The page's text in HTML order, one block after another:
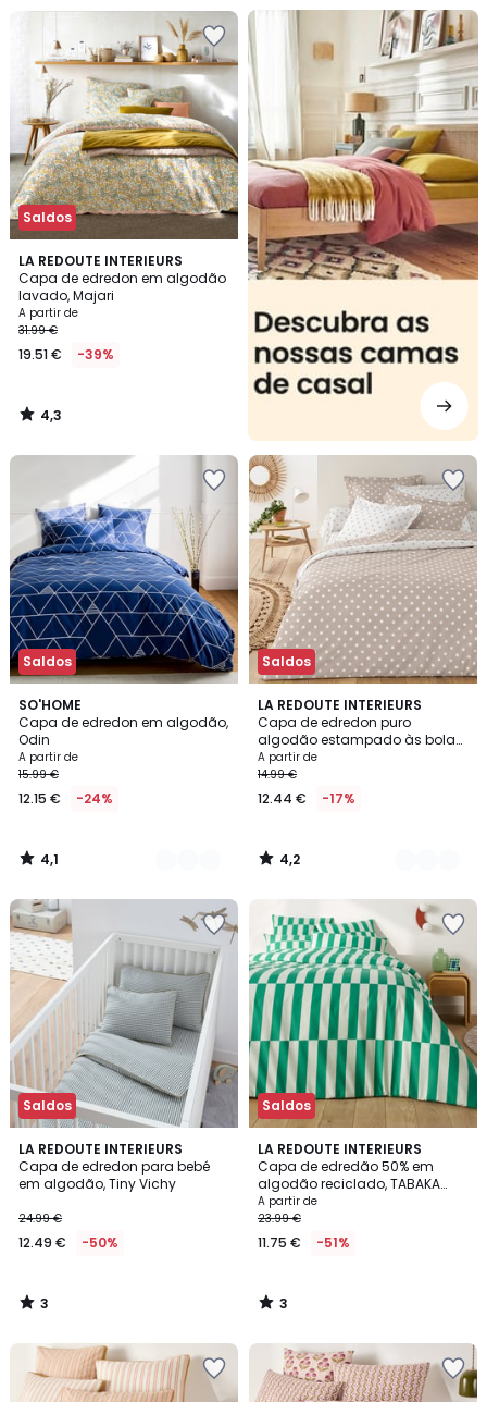
Saldos
LA REDOUTE INTERIEURS
Capa de edredon em algodão
lavado, Majari
A partir de
31.99 €
19.51 € -39%
4,3
/ 5
4,3
/
Cama
casal
Saldos
SO'HOME
Capa de edredon em algodão,
Odin
A partir de
15.99 €
12.15 € -24%
4,1
/ 5
2
Cores
4,1
/
Saldos
LA REDOUTE INTERIEURS
Capa de edredon puro
algodão estampado às bolas,
Clarisse
A partir de
14.99 €
12.44 € -17%
4,2
/ 5
5
Cores
4,2
/
Saldos
LA REDOUTE INTERIEURS
Capa de edredon para bebé
em algodão, Tiny Vichy
24.99 €
12.49 € -50%
3
/
5
3
/
Saldos
LA REDOUTE INTERIEURS
Capa de edredão 50% em
algodão reciclado, TABAKA
VERT
A partir de
23.99 €
11.75 € -51%
3
/
5
3
/